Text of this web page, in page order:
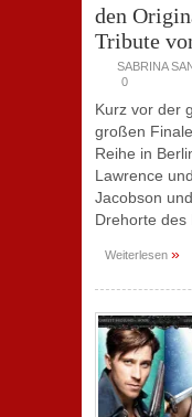
den
Tribute
SABRINA
0
Kurz vor der
großen
Reihe in
Lawrence
Jacobson
Drehorte des
Weiterlesen »